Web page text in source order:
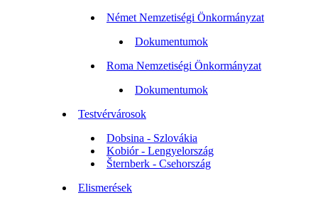
Német Nemzetiségi Önkormányzat
Dokumentumok
Roma Nemzetiségi Önkormányzat
Dokumentumok
Testvérvárosok
Dobsina - Szlovákia
Kobiór - Lengyelország
Šternberk - Csehország
Elismerések